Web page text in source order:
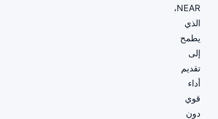
NEAR،
الذي
يطمح
إلى
تقديم
أداء
قوي
دون